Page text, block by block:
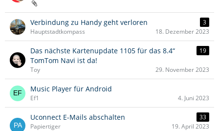
Verbindung zu Handy geht verloren
3
Hauptstadtkompass
18. Dezember 2023
Das nächste Kartenupdate 1105 für das 8.4“
TomTom Navi ist da!
19
Toy 29. November 2023
Music Player für Android
Ef1 4. Juni 2023
Uconnect E-Mails abschalten
33
Papiertiger
19. April 2023